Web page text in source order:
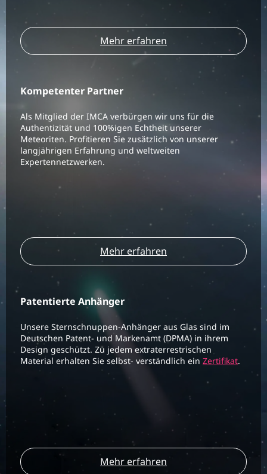
Mehr erfahren
Kompetenter Partner
Als Mitglied der IMCA verbürgen wir uns für die
Authentizität und 100%igen Echtheit unserer
Meteoriten. Profitieren Sie zusätzlich von unserer
langjährigen Erfahrung und weltweiten
Expertennetzwerken.
Mehr erfahren
Patentierte Anhänger
Unsere Sternschnuppen-Anhänger aus Glas sind im
Deutschen Patent- und Markenamt (DPMA) in ihrem
Design geschützt. Zu jedem extraterrestrischen
Material erhalten Sie selbst- verständlich ein Zertifikat.
Mehr erfahren